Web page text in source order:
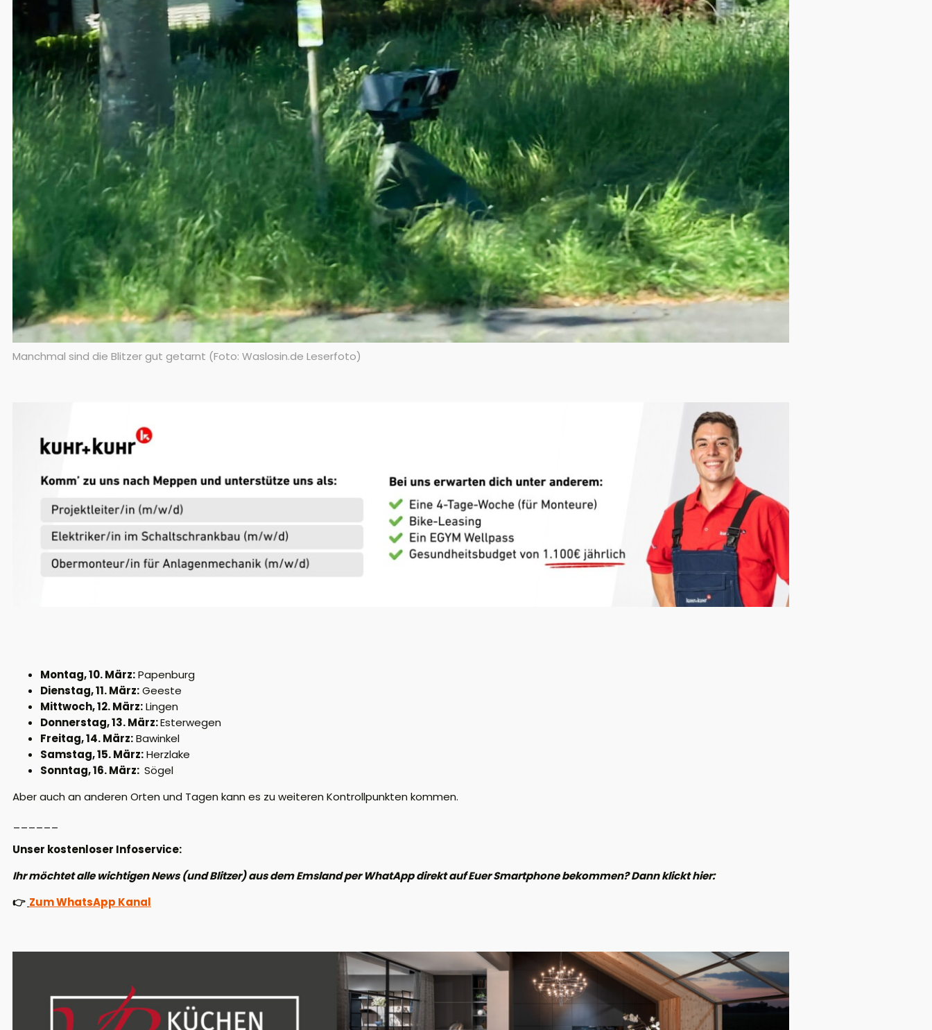
Manchmal sind die Blitzer gut getarnt (Foto: Waslosin.de Leserfoto)
Montag, 10. März:Papenburg
Dienstag, 11. März:Geeste
Mittwoch, 12. März:Lingen
Donnerstag, 13. März:Esterwegen
Freitag, 14. März:Bawinkel
Samstag, 15. März:Herzlake
Sonntag, 16. März: Sögel
Aber auch an anderen Orten und Tagen kann es zu weiteren Kontrollpunkten kommen.
Unser kostenloser Infoservice:
Ihr möchtet alle wichtigen News (und Blitzer) aus dem Emsland per WhatApp direkt auf Euer Smartphone bekommen? Dann klickt hier:
👉 Zum WhatsApp Kanal